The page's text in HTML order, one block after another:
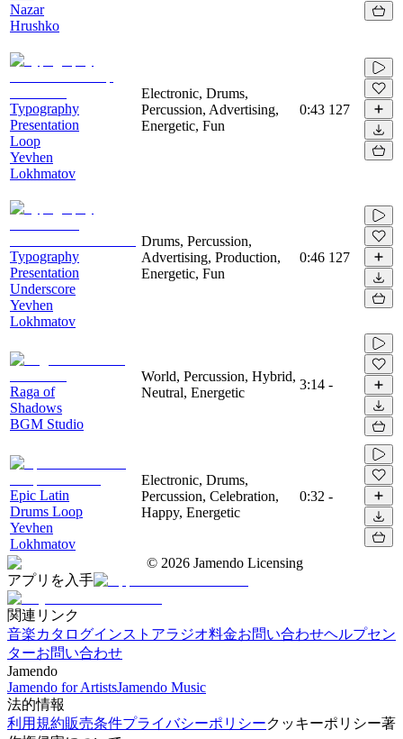
Nazar
Hrushko
Typography
Presentation
Loop
Yevhen
Lokhmatov
Electronic, Drums,
Percussion, Advertising,
Energetic, Fun
0:43 127
Typography
Presentation
Underscore
Yevhen
Lokhmatov
Drums, Percussion,
Advertising, Production,
Energetic, Fun
0:46 127
Raga of
Shadows
BGM Studio
World, Percussion, Hybrid,
Neutral, Energetic
3:14 -
Epic Latin
Drums Loop
Yevhen
Lokhmatov
Electronic, Drums,
Percussion, Celebration,
Happy, Energetic
0:32 -
© 2026 Jamendo Licensing
アプリを入手
関連リンク
音楽カタログインストアラジオ料金お問い合わせヘルプセン
ターお問い合わせ
Jamendo
Jamendo for ArtistsJamendo Music
法的情報
利用規約販売条件プライバシーポリシークッキーポリシー著